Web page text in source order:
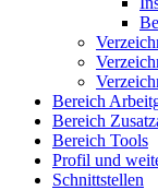
Bereich
Bereich
Bereich Tools
Profil und
Schnittstellen